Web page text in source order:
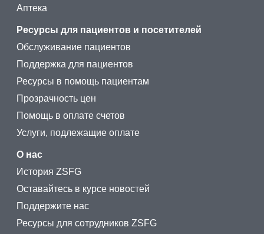
Аптека
Ресурсы для пациентов и посетителей
Обслуживание пациентов
Поддержка для пациентов
Ресурсы в помощь пациентам
Прозрачность цен
Помощь в оплате счетов
Услуги, подлежащие оплате
О нас
История ZSFG
Оставайтесь в курсе новостей
Поддержите нас
Ресурсы для сотрудников ZSFG